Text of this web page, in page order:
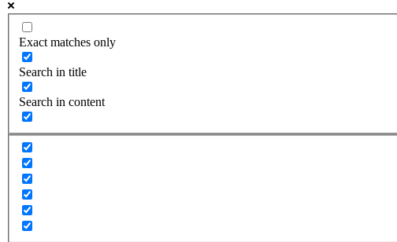
Exact matches only
Search in title
Search in content